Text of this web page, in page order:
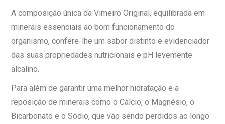
A composição única da Vimeiro Original, equilibrada em
minerais essenciais ao bom funcionamento do
organismo, confere-lhe um sabor distinto e evidenciador
das suas propriedades nutricionais e pH levemente
alcalino.
Para além de garantir uma melhor hidratação e a
reposição de minerais como o Cálcio, o Magnésio, o
Bicarbonato e o Sódio, que vão sendo perdidos ao longo